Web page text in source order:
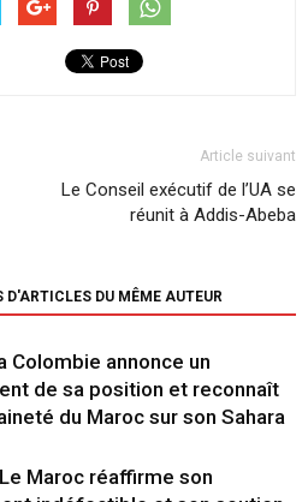
Article suivant
Le Conseil exécutif de l’UA se
réunit à Addis-Abeba
D'ARTICLES DU MÊME AUTEUR
Colombie annonce un
de sa position et reconnaît
du Maroc sur son Sahara
Maroc réaffirme son